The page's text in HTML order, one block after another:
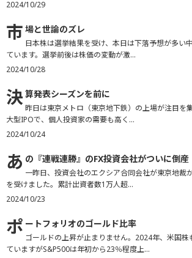
2024/10/29
市 場と世論のズレ
日本株は選挙結果を受け、本日は下落予想が多い
ています。選挙前後は株価の変動が激...
2024/10/28
決算発表シーズンを前に
昨日は東京メトロ（東京地下鉄）の上場が注目を
大型IPOで、個人投資家の需要も高く...
2024/10/24
あ の『連戦連勝』のFX投資会社がついに倒
一昨日、投資会社のエクシア合同会社が東京地裁
を受けました。累計出資者数1万人超...
2024/10/23
ポ ートフォリオのゴールド比率
ゴールドの上昇が止まりません。2024年、米国株
ていますがS&P500は年初から23％程度上...